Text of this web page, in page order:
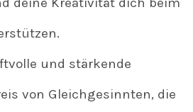
und stärkende
von Gleichgesinnten, die